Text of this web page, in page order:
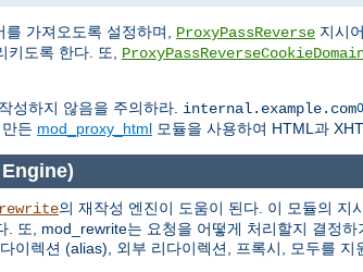
가져오도록 설정하며, ProxyPassReverse 지시
키도록 한다. 또,
성하지 않음을 주의하라. internal.example.com
든 mod_proxy_html 모듈을 사용하여 HTML과
의 재작성 엔진이 도움이 된다. 이 모듈의 지
. 또, mod_rewrite는 요청을 어떻게 처리할지 결정
이렉션 (alias), 외부 리다이렉션, 프록시, 모두를